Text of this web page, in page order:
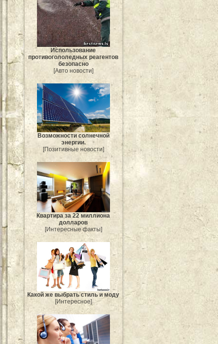
Использование
противогололедных реагентов
безопасно
[Авто новости]
Возможности солнечной
энергии.
[Позитивные новости]
Квартира за 22 миллиона
долларов
[Интересные факты]
Какой же выбрать стиль и моду
[Интересное]